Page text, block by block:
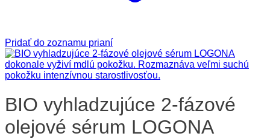
Pridať do zoznamu prianí
BIO vyhladzujúce 2-fázové
olejové sérum LOGONA